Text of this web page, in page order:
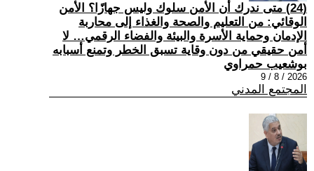
(24) متى ندرك أن الأمن سلوك وليس جهازًا؟ الأمن
الوقائي: من التعليم والصحة والغذاء إلى محاربة
الإدمان وحماية الأسرة والبيئة والفضاء الرقمي… لا
أمن حقيقي من دون وقاية تسبق الخطر وتمنع أسبابه
بوشعيب حمراوي
2026 / 8 / 9
المجتمع المدني